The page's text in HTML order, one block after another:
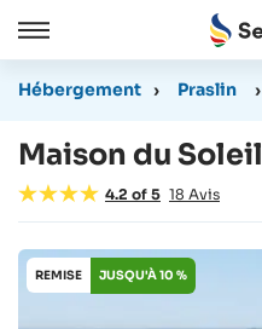
Cermer
Hébergement › Praslin ›
Maison du Soleil
4.2 of 5 18 Avis
REMISE JUSQU'À 10 %